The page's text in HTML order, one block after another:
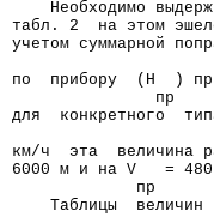
Необходимо
табл. 2  на этом
учетом суммарной
по  прибору  (H  ) при
               пр
для  конкретного
км/ч  эта  величина
6000 м и на V   = 480
             пр
Таблицы  величин